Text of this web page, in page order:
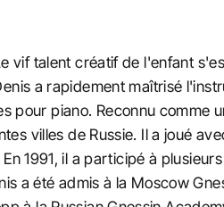
vif talent créatif de l'enfant
a rapidement maîtrisé
pour piano. Reconnu comme
villes de Russie. Il a joué
1991, il a participé à
a été admis à la Moscow